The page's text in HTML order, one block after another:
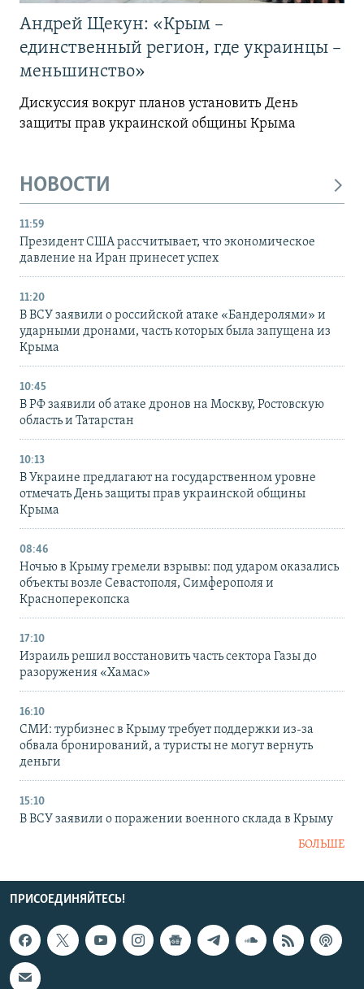
Андрей Щекун: «Крым –
единственный регион, где украинцы –
меньшинство»
Дискуссия вокруг планов установить День
защиты прав украинской общины Крыма
НОВОСТИ
11:59
Президент США рассчитывает, что экономическое
давление на Иран принесет успех
11:20
В ВСУ заявили о российской атаке «Бандеролями» и
ударными дронами, часть которых была запущена из
Крыма
10:45
В РФ заявили об атаке дронов на Москву, Ростовскую
область и Татарстан
10:13
В Украине предлагают на государственном уровне
отмечать День защиты прав украинской общины
Крыма
08:46
Ночью в Крыму гремели взрывы: под ударом оказались
объекты возле Севастополя, Симферополя и
Красноперекопска
17:10
Израиль решил восстановить часть сектора Газы до
разоружения «Хамас»
16:10
СМИ: турбизнес в Крыму требует поддержки из-за
обвала бронирований, а туристы не могут вернуть
деньги
15:10
В ВСУ заявили о поражении военного склада в Крыму
БОЛЬШЕ
ПРИСОЕДИНЯЙТЕСЬ!